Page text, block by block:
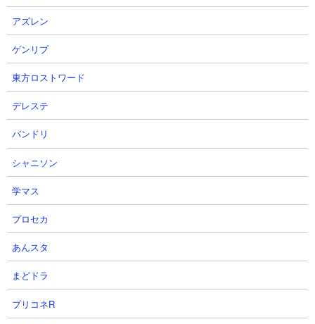
●プレミアムケリ姫号CCにキャッツアイを使う優先
度は？
最優先というほどではありませんが、育てておけば間違いなく使
い勝手の良いキャラだと思います。ある程度キャッツアイに余裕
が出てきたら回してあげるようにしましょう。
●プレミアムケリ姫号CCが被ったときはプラス値？
それともNP？
キャラ性能的にはプラス値推奨。今後入手できない可能性も考え
るとなおさらプラス値が妥当かと思います。
アズレン
ゲンリプ
東方ロストワード
デレステ
バンドリ
シャニソン
学マス
プロセカ
あんスタ
まどドラ
プリコネR